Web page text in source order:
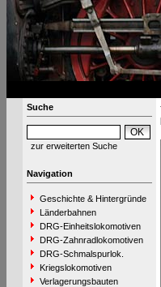
Suche
zur erweiterten Suche
Navigation
Geschichte & Hintergründe
Länderbahnen
DRG-Einheitslokomotiven
DRG-Zahnradlokomotiven
DRG-Schmalspurlok.
Kriegslokomotiven
Verlagerungsbauten